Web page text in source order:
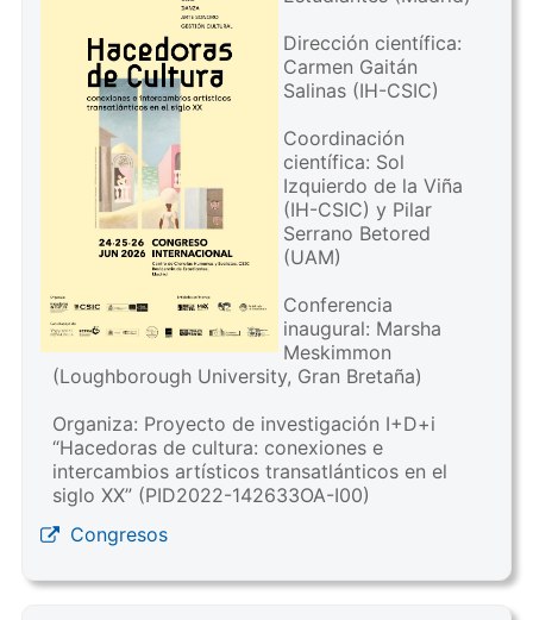
Dirección científica:
Carmen Gaitán
Salinas (IH-CSIC)
Coordinación
científica: Sol
Izquierdo de la Viña
(IH-CSIC) y Pilar
Serrano Betored
(UAM)
Conferencia
inaugural: Marsha
Meskimmon
(Loughborough University, Gran Bretaña)
Organiza: Proyecto de investigación I+D+i
“Hacedoras de cultura: conexiones e
intercambios artísticos transatlánticos en el
siglo XX” (PID2022-142633OA-I00)
Congresos